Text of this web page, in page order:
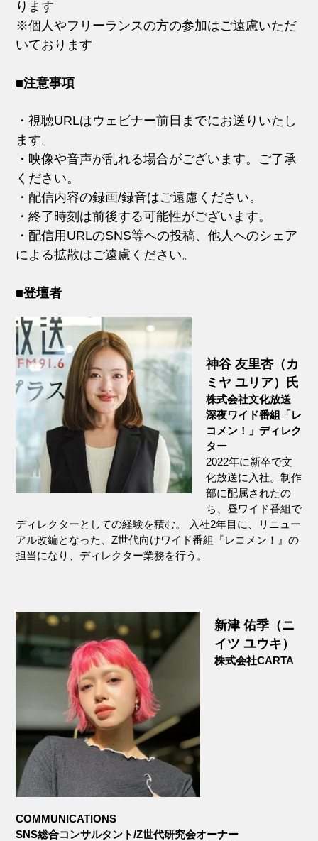
ります
※個人やフリーランスの方の参加はご遠慮いただ
いております
■注意事項
・視聴URLはウェビナー前日までにお送りいたし
ます。
・映像や音声が乱れる場合がございます。ご了承
ください。
・配信内容の録画/録音はご遠慮ください。
・終了時刻は前後する可能性がございます。
・配信用URLのSNS等への投稿、他人へのシェア
による拡散はご遠慮ください。
■登壇者
神谷 友里杏（カ
ミヤ ユリア）氏
株式会社文化放送
深夜ワイド番組「レ
コメン！」ディレク
ター
2022年に新卒で文
化放送に入社。制作
部に配属されたの
ち、昼ワイド番組で
ディレクターとしての経験を積む。 入社2年目に、リニュー
アル改編となった、Z世代向けワイド番組『レコメン！』の
担当になり、ディレクター業務を行う。
新津 佑季（ニ
イツ ユウキ）
株式会社CARTA
COMMUNICATIONS
SNS総合コンサルタント/Z世代研究会オーナー